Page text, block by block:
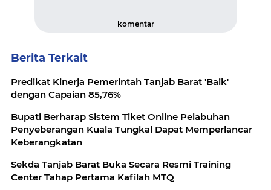
komentar
Berita Terkait
Predikat Kinerja Pemerintah Tanjab Barat 'Baik'
dengan Capaian 85,76%
Bupati Berharap Sistem Tiket Online Pelabuhan
Penyeberangan Kuala Tungkal Dapat Memperlancar
Keberangkatan
Sekda Tanjab Barat Buka Secara Resmi Training
Center Tahap Pertama Kafilah MTQ